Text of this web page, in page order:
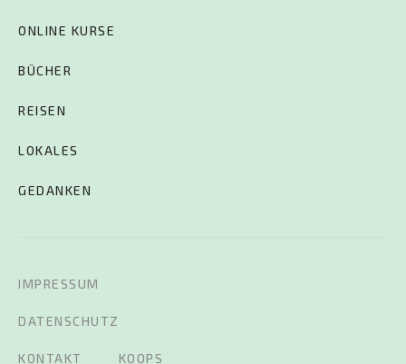
ONLINE KURSE
BÜCHER
REISEN
LOKALES
GEDANKEN
IMPRESSUM
DATENSCHUTZ
KONTAKT KOOPS